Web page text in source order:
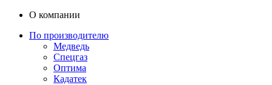
О компании
По производителю
Медведь
Спецгаз
Оптима
Кадатек